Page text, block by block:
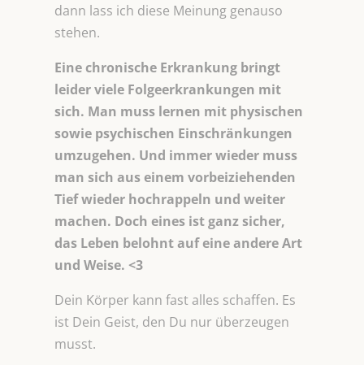
dann lass ich diese Meinung genauso
stehen.
Eine chronische Erkrankung bringt
leider viele Folgeerkrankungen mit
sich. Man muss lernen mit physischen
sowie psychischen Einschränkungen
umzugehen. Und immer wieder muss
man sich aus einem vorbeiziehenden
Tief wieder hochrappeln und weiter
machen. Doch eines ist ganz sicher,
das Leben belohnt auf eine andere Art
und Weise. <3
Dein Körper kann fast alles schaffen. Es
ist Dein Geist, den Du nur überzeugen
musst.